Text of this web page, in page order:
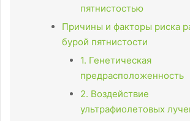
пятнистостью
Причины и факторы риска
бурой пятнистости
1. Генетическая
предрасположенность
2. Воздействие
ультрафиолетовых